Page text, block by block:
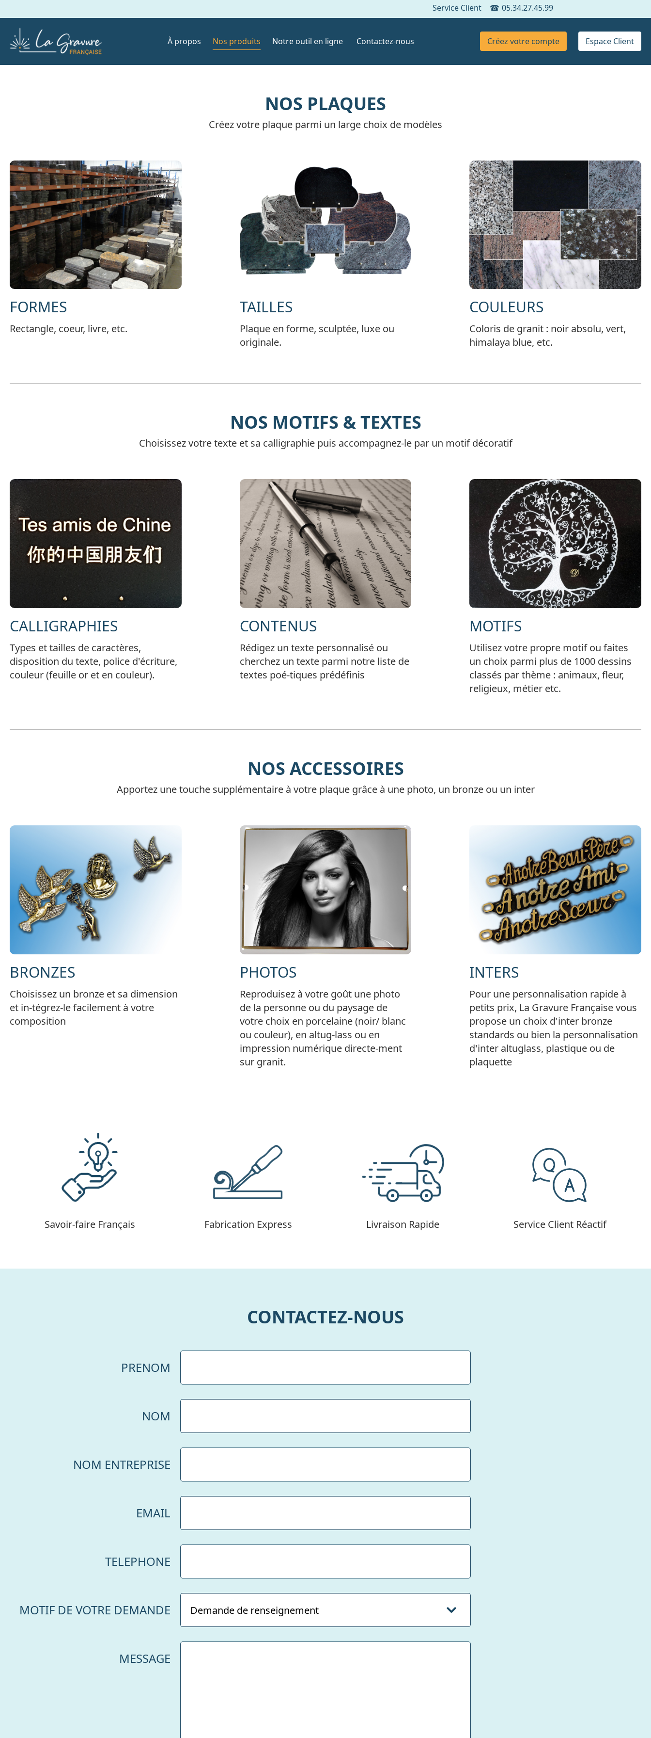
Service Client 05.34.27.45.99
À propos Nos produits Notre outil en ligne Contactez-nous Créez votre compte Espace Client
NOS PLAQUES
Créez votre plaque parmi un large choix de modèles
FORMES
Rectangle, coeur, livre, etc.
TAILLES
Plaque en forme, sculptée, luxe ou
originale.
COULEURS
Coloris de granit : noir absolu, vert,
himalaya blue, etc.
NOS MOTIFS & TEXTES
Choisissez votre texte et sa calligraphie puis accompagnez-le par un motif décoratif
CALLIGRAPHIES
Types et tailles de caractères,
disposition du texte, police d'écriture,
couleur (feuille or et en couleur).
CONTENUS
Rédigez un texte personnalisé ou
cherchez un texte parmi notre liste de
textes poé-tiques prédéfinis
MOTIFS
Utilisez votre propre motif ou faites
un choix parmi plus de 1000 dessins
classés par thème : animaux, fleur,
religieux, métier etc.
NOS ACCESSOIRES
Apportez une touche supplémentaire à votre plaque grâce à une photo, un bronze ou un inter
BRONZES
Choisissez un bronze et sa dimension
et in-tégrez-le facilement à votre
composition
PHOTOS
Reproduisez à votre goût une photo
de la personne ou du paysage de
votre choix en porcelaine (noir/ blanc
ou couleur), en altug-lass ou en
impression numérique directe-ment
sur granit.
INTERS
Pour une personnalisation rapide à
petits prix, La Gravure Française vous
propose un choix d'inter bronze
standards ou bien la personnalisation
d'inter altuglass, plastique ou de
plaquette
Savoir-faire Français Fabrication Express Livraison Rapide Service Client Réactif
CONTACTEZ-NOUS
PRENOM
NOM
NOM ENTREPRISE
EMAIL
TELEPHONE
MOTIF DE VOTRE DEMANDE
MESSAGE